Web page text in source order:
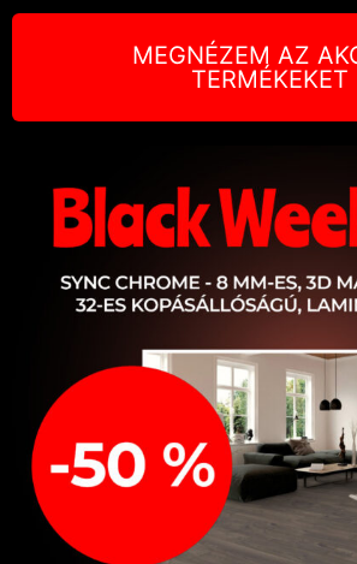
MEGNÉZEM AZ
TERMÉKEKET